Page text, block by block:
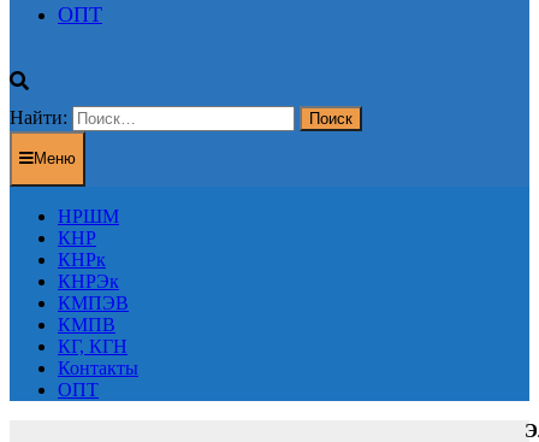
ОПТ
Найти:
Меню
НРШМ
КНР
КНРк
КНРЭк
КМПЭВ
КМПВ
КГ, КГН
Контакты
ОПТ